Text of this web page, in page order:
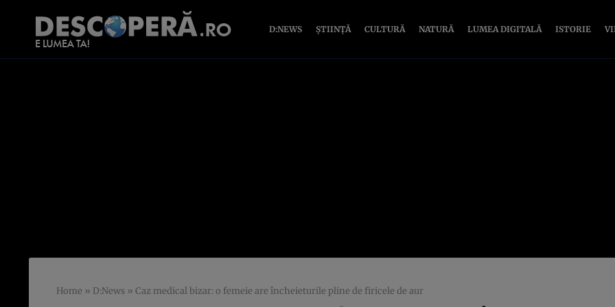
D:NEWS ȘTIINȚĂ CULTURĂ NATURĂ LUMEA DIGITALĂ ISTORIE
Home » D:News » Caz medical bizar: o femeie are încheieturile pline de firicele de aur